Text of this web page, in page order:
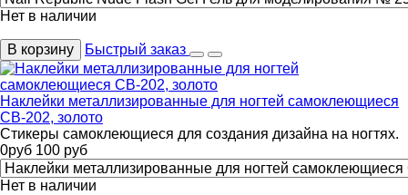
Нет в наличии
В корзину Быстрый заказ
Наклейки металлизированные для ногтей самоклеющиеся
CB-202, золото
Стикеры самоклеющиеся для создания дизайна на ногтях.
0руб 100 руб
Нет в наличии